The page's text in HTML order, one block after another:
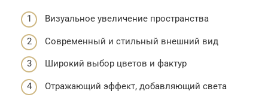
Визуальное увеличение пространства
Современный и стильный внешний вид
Широкий выбор цветов и фактур
Отражающий эффект, добавляющий света